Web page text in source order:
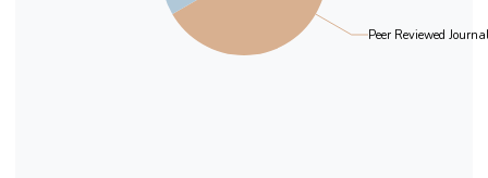
Peer Reviewed